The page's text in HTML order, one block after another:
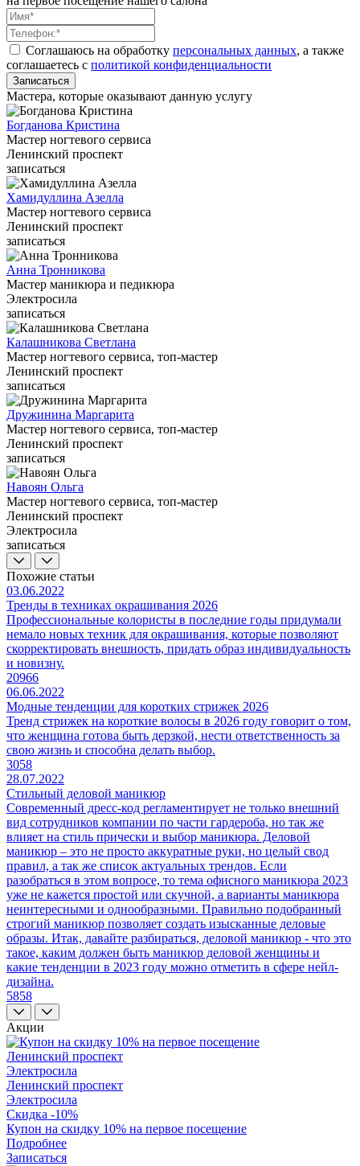
Соглашаюсь на обработку персональных данных, а также
соглашаетесь c политикой конфиденциальности
Записаться
Мастера, которые оказывают данную услугу
Богданова Кристина
Мастер ногтевого сервиса
Ленинский проспект
записаться
Хамидуллина Азелла
Мастер ногтевого сервиса
Ленинский проспект
записаться
Анна Тронникова
Мастер маникюра и педикюра
Электросила
записаться
Калашникова Светлана
Мастер ногтевого сервиса, топ-мастер
Ленинский проспект
записаться
Дружинина Маргарита
Мастер ногтевого сервиса, топ-мастер
Ленинский проспект
записаться
Навоян Ольга
Мастер ногтевого сервиса, топ-мастер
Ленинский проспект
Электросила
записаться
Похожие статьи
03.06.2022
Тренды в техниках окрашивания 2026
Профессиональные колористы в последние годы придумали
немало новых техник для окрашивания, которые позволяют
скорректировать внешность, придать образ индивидуальность
и новизну.
20966
06.06.2022
Модные тенденции для коротких стрижек 2026
Тренд стрижек на короткие волосы в 2026 году говорит о том,
что женщина готова быть дерзкой, нести ответственность за
свою жизнь и способна делать выбор.
3058
28.07.2022
Стильный деловой маникюр
Современный дресс-код регламентирует не только внешний
вид сотрудников компании по части гардероба, но так же
влияет на стиль прически и выбор маникюра. Деловой
маникюр – это не просто аккуратные руки, но целый свод
правил, а так же список актуальных трендов. Если
разобраться в этом вопросе, то тема офисного маникюра 2023
уже не кажется простой или скучной, а варианты маникюра
неинтересными и однообразными. Правильно подобранный
строгий маникюр позволяет создать изысканные деловые
образы. Итак, давайте разбираться, деловой маникюр - что это
такое, каким должен быть маникюр деловой женщины и
какие тенденции в 2023 году можно отметить в сфере нейл-
дизайна.
5858
Акции
Ленинский проспект
Электросила
Ленинский проспект
Электросила
Скидка -10%
Купон на скидку 10% на первое посещение
Подробнее
Записаться